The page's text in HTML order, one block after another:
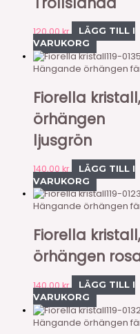
120,00kr
LÄGG TILL I
VARUKORG
119-
Hängande örhängen
Fiorella kristall,
örhängen
ljusgrön
140,00 kr
LÄGG TILL I
VARUKORG
119-
Hängande örhängen
Fiorella kristall,
örhängen
140,00kr
LÄGG TILL I
VARUKORG
119-
Hängande örhängen